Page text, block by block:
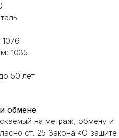
1035
50 лет
обмене
на метраж, обмену и
ст. 25 Закона «О защите
на
для